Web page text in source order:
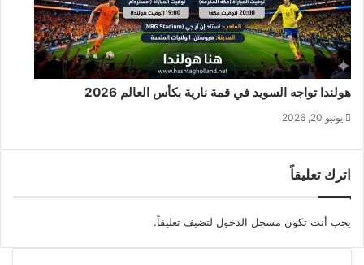
هولندا تواجه السويد في قمة نارية بكأس العالم 2026
يونيو 20, 2026
اترك تعليقاً
يجب أنت تكون مسجل الدخول لتضيف تعليقاً.